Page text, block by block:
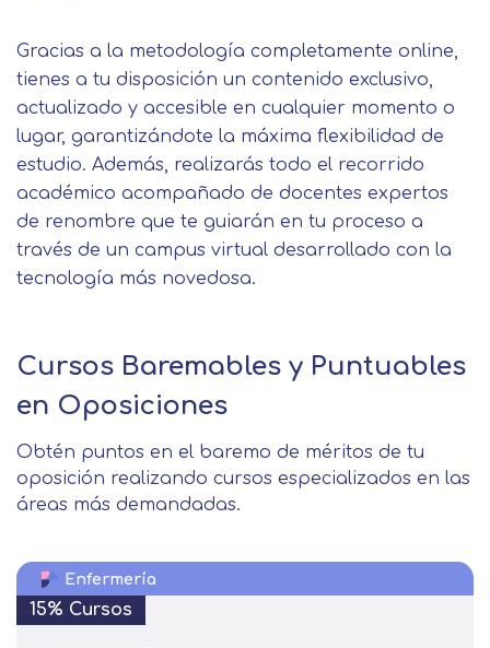
Gracias a la metodología completamente online,
tienes a tu disposición un contenido exclusivo,
actualizado y accesible en cualquier momento o
lugar, garantizándote la máxima flexibilidad de
estudio. Además, realizarás todo el recorrido
académico acompañado de docentes expertos
de renombre que te guiarán en tu proceso a
través de un campus virtual desarrollado con la
tecnología más novedosa.
Cursos Baremables y Puntuables
en Oposiciones
Obtén puntos en el baremo de méritos de tu
oposición realizando cursos especializados en las
áreas más demandadas.
Enfermería
15% Cursos